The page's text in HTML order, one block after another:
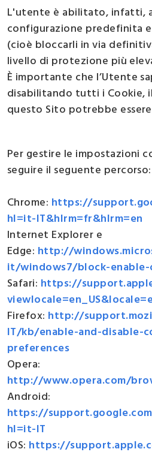
L'utente è abilitato, infatti,
configurazione predefinita
(cioè bloccarli in via
livello di protezione più
È importante che l’Utente
disabilitando tutti i Cookie,
questo Sito potrebbe
Per gestire le impostazioni
seguire il seguente percorso:
Chrome: https://
hl=it-IT&hlrm=fr&hlrm=en
Internet Explorer e
Edge: http://
it/windows7/block-
Safari: https://
Firefox: http://
IT/kb/enable-and-disable-
preferences
Opera:
http://www.opera.com/
Android:
https://
hl=it-IT
iOS: https://